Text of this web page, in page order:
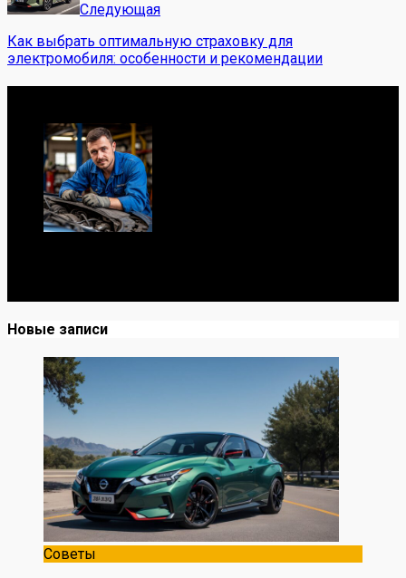
Следующая
Как выбрать оптимальную страховку для
электромобиля: особенности и рекомендации
Новые записи
Советы